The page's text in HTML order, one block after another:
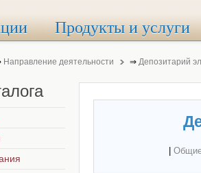
Продукты и услуги
Направление деятельности ⇒ Депозитарий